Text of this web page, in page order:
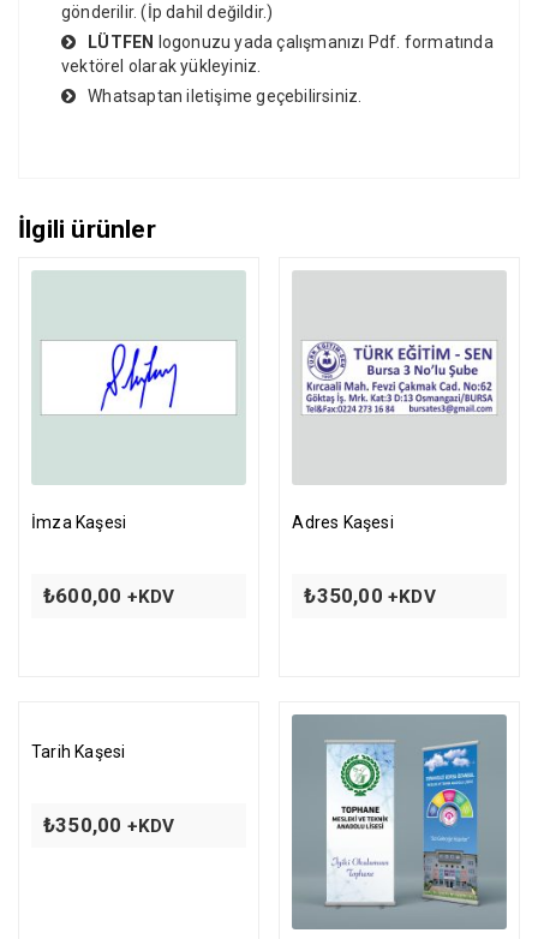
gönderilir. (İp dahil değildir.)
LÜTFEN
logonuzu yada çalışmanızı Pdf. formatında
vektörel olarak yükleyiniz.
Whatsaptan iletişime geçebilirsiniz.
İlgili ürünler
İmza Kaşesi
₺600,00 +KDV
Adres Kaşesi
₺350,00 +KDV
Tarih Kaşesi
₺350,00 +KDV